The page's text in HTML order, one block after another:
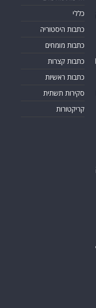
כללי
כתבות היסטוריה
כתבות מומחים
כתבות קצרות
כתבות ראשיות
סקירות תשתית
קריקטורות